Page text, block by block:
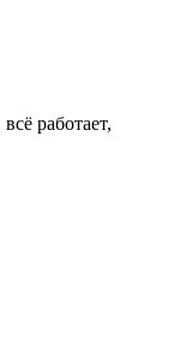
работает,